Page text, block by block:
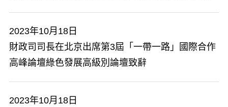
2023年10月18日
財政司司長在北京出席第3屆「一帶一路」國際合作
高峰論壇綠色發展高級別論壇致辭
2023年10月18日